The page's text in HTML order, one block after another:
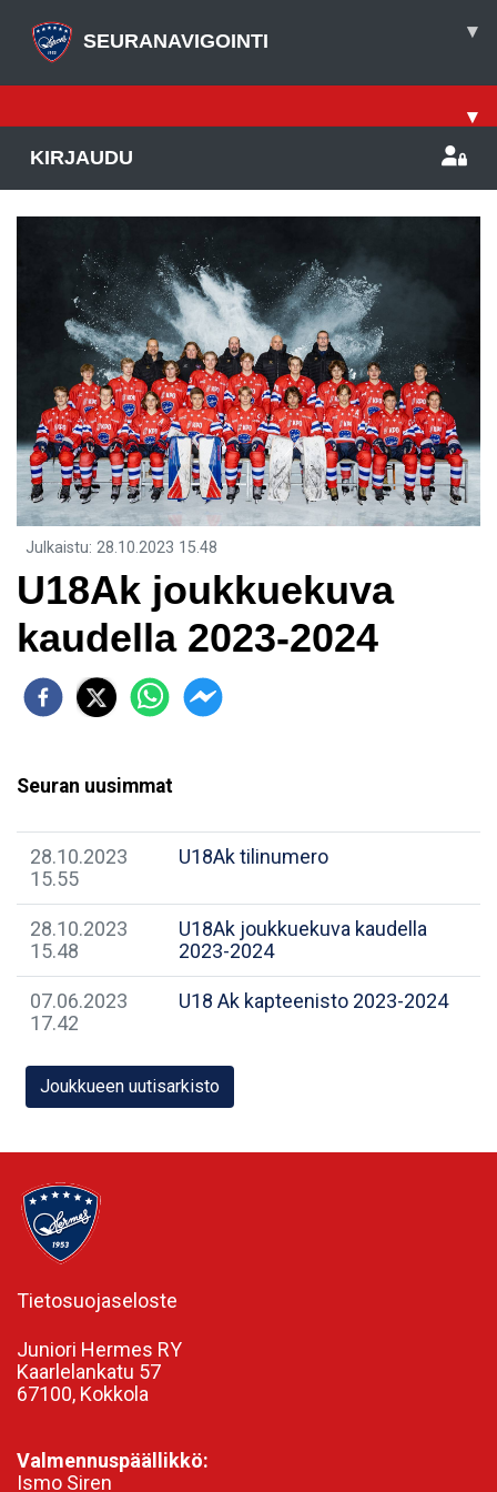
SEURANAVIGOINTI ▾
▾
KIRJAUDU
Julkaistu: 28.10.2023 15.48
U18Ak joukkuekuva
kaudella 2023-2024
Seuran uusimmat
28.10.2023
15.55
U18Ak tilinumero
28.10.2023
15.48
U18Ak joukkuekuva kaudella
2023-2024
07.06.2023
17.42
U18 Ak kapteenisto 2023-2024
Joukkueen uutisarkisto
Tietosuojaseloste
Juniori Hermes RY
Kaarlelankatu 57
67100, Kokkola
Valmennuspäällikkö:
Ismo Siren